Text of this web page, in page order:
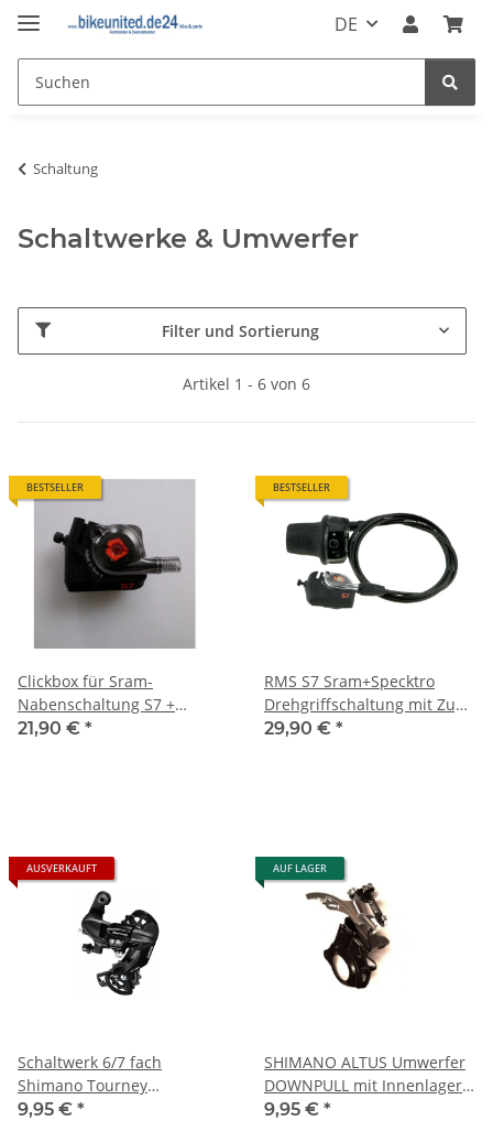
DE
Schaltung
Schaltwerke & Umwerfer
Filter und Sortierung
Artikel 1 - 6 von 6
BESTSELLER
Clickbox für Sram-
Nabenschaltung S7 +
Spektro,Super7
21,90 € *
BESTSELLER
RMS S7 Sram+Specktro
Drehgriffschaltung mit Zug
und Clickbox im Set
29,90 € *
AUSVERKAUFT
Schaltwerk 6/7 fach
Shimano Tourney
TY300,Direktmontage,schwarz
9,95 € *
AUF LAGER
SHIMANO ALTUS Umwerfer
DOWNPULL mit Innenlager-
Halterung C90SSB
9,95 € *